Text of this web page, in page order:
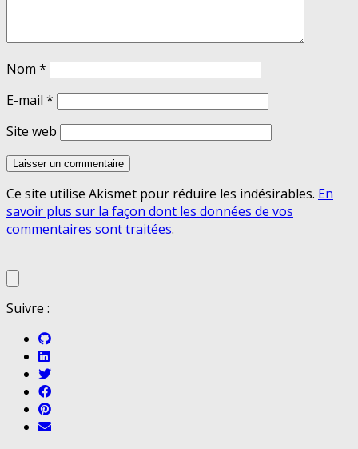
Nom *
E-mail *
Site web
Ce site utilise Akismet pour réduire les indésirables. En
savoir plus sur la façon dont les données de vos
commentaires sont traitées.
Suivre :